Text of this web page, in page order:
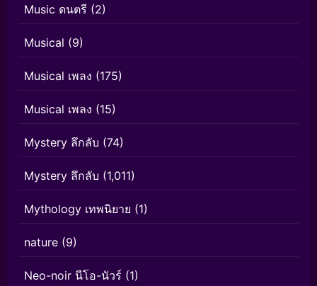
Music ดนตรี (2)
Musical (9)
Musical เพลง (175)
Musical เพลง (15)
Mystery ลึกลับ (74)
Mystery ลึกลับ (1,011)
Mythology เทพนิยาย (1)
nature (9)
Neo-noir นีโอ-นัวร์ (1)